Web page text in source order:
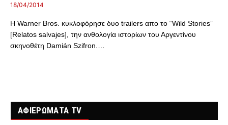
18/04/2014
Η Warner Bros. κυκλοφόρησε δυο trailers απο το “Wild Stories”
[Relatos salvajes], την ανθολογία ιστορίων του Αργεντίνου
σκηνοθέτη Damián Szifron.…
ΑΦΙΕΡΩΜΑΤΑ TV